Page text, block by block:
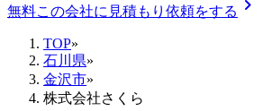
無料この会社に見積もり依頼をする chevron_right
TOP»
石川県»
金沢市»
株式会社さくら